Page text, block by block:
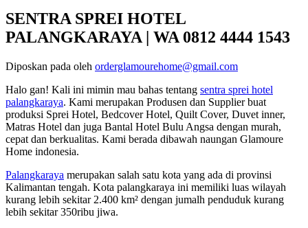
SENTRA SPREI HOTEL
PALANGKARAYA | WA 0812 4444 1543
Diposkan pada oleh orderglamourehome@gmail.com
Halo gan! Kali ini mimin mau bahas tentang sentra sprei hotel
palangkaraya. Kami merupakan Produsen dan Supplier buat
produksi Sprei Hotel, Bedcover Hotel, Quilt Cover, Duvet inner,
Matras Hotel dan juga Bantal Hotel Bulu Angsa dengan murah,
cepat dan berkualitas. Kami berada dibawah naungan Glamoure
Home indonesia.
Palangkaraya merupakan salah satu kota yang ada di provinsi
Kalimantan tengah. Kota palangkaraya ini memiliki luas wilayah
kurang lebih sekitar 2.400 km² dengan jumalh penduduk kurang
lebih sekitar 350ribu jiwa.